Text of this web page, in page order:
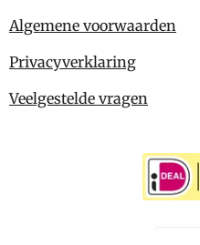
Algemene voorwaarden
Privacyverklaring
Veelgestelde vragen